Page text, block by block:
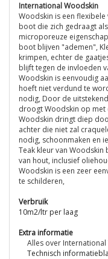
International Woodskin
Woodskin is een
boot die zich gedraagt
microporeuze
boot blijven "ademen",
krimpen, echter de
blijft tegen de invloeden
Woodskin is eenvoudig
hoeft niet verdund te
nodig, Door de
droogt Woodskin op met
Woodskin dringt diep
achter die niet zal
nodig, schoonmaken en
Teak kleur van
van hout, inclusief
Woodskin is een zeer
te schilderen,
Verbruik
10m2/ltr per laag
Extra informatie
Alles over
Technisch